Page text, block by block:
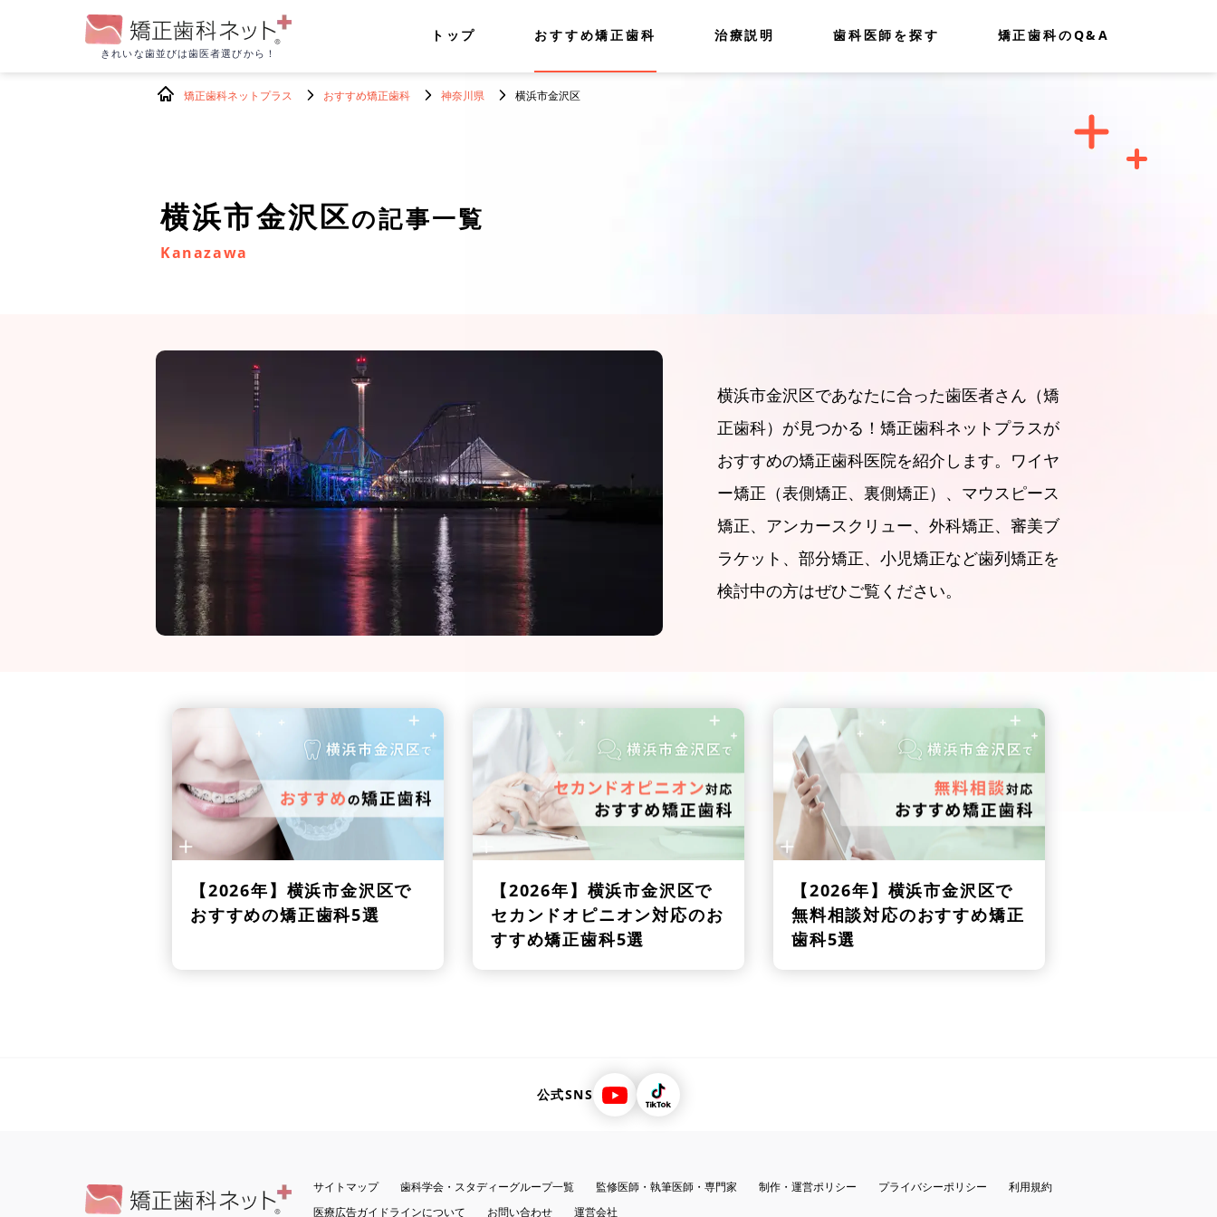
きれいな歯並びは歯医者選びから！
トップ おすすめ矯正歯科 治療説明 歯科医師を探す 矯正歯科のQ&A
矯正歯科ネットプラス おすすめ矯正歯科 神奈川県 横浜市金沢区
横浜市金沢区の記事一覧
Kanazawa
横浜市金沢区であなたに合った歯医者さん（矯
正歯科）が見つかる！矯正歯科ネットプラスが
おすすめの矯正歯科医院を紹介します。ワイヤ
ー矯正（表側矯正、裏側矯正）、マウスピース
矯正、アンカースクリュー、外科矯正、審美ブ
ラケット、部分矯正、小児矯正など歯列矯正を
検討中の方はぜひご覧ください。
【2026年】 横浜市金沢区で
おすすめの矯正歯科5選
【2026年】 横浜市金沢区で
セカンドオピニオン対応のお
すすめ矯正歯科5選
【2026年】 横浜市金沢区で
無料相談対応のおすすめ矯正
歯科5選
公式SNS
サイトマップ 歯科学会・スタディーグループ一覧 監修医師・執筆医師・専門家 制作・運営ポリシー プライバシーポリシー
利用規約
医療広告ガイドラインについて
お問い合わせ 運営会社